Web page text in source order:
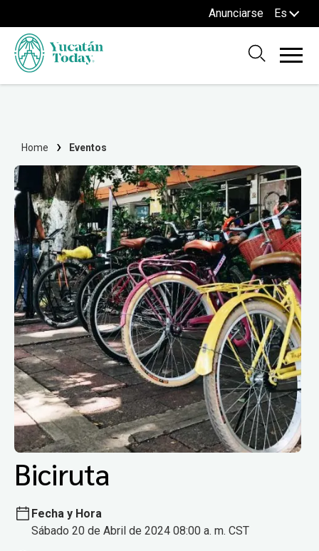
Anunciarse Es
Home Eventos
Biciruta
Fecha y Hora
Sábado 20 de Abril de 2024 08:00 a. m. CST